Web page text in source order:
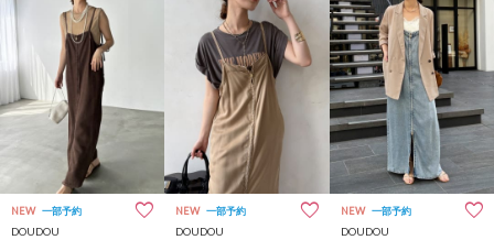
NEW 一部予約
DOUDOU
NEW 一部予約
DOUDOU
NEW 一部予約
DOUDOU